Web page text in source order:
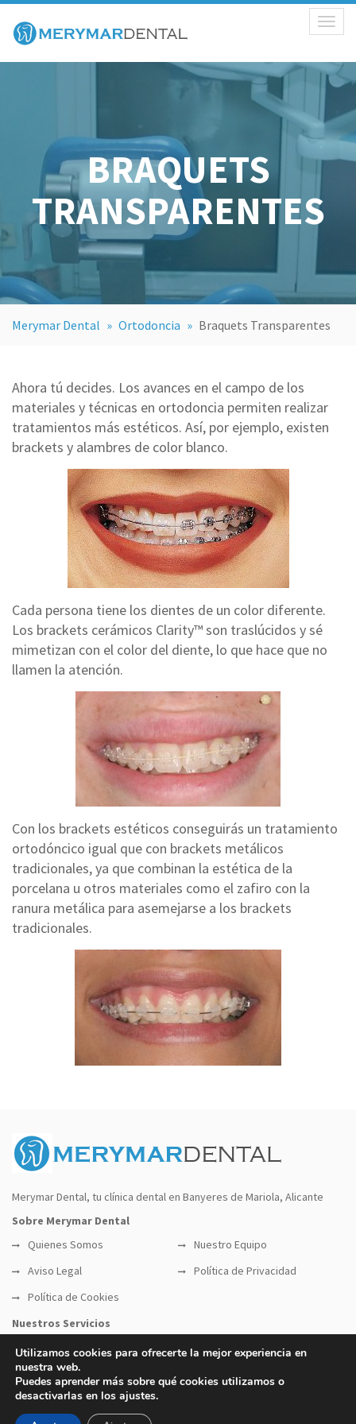
BRAQUETS
TRANSPARENTES
Merymar Dental » Ortodoncia » Braquets Transparentes
Ahora tú decides. Los avances en el campo de los
materiales y técnicas en ortodoncia permiten realizar
tratamientos más estéticos. Así, por ejemplo, existen
brackets y alambres de color blanco.
Cada persona tiene los dientes de un color diferente.
Los brackets cerámicos Clarity™ son traslúcidos y sé
mimetizan con el color del diente, lo que hace que no
llamen la atención.
Con los brackets estéticos conseguirás un tratamiento
ortodóncico igual que con brackets metálicos
tradicionales, ya que combinan la estética de la
porcelana u otros materiales como el zafiro con la
ranura metálica para asemejarse a los brackets
tradicionales.
Merymar Dental, tu clínica dental en Banyeres de Mariola, Alicante
Sobre Merymar Dental
Quienes Somos
Nuestro Equipo
Aviso Legal
Política de Privacidad
Política de Cookies
Nuestros Servicios
Servicios Odontológicos
Implantes
Ortodoncia
© 2023 Merymar Dental. Todos los derechos
Utilizamos cookies para ofrecerte la mejor experiencia en
nuestra web.
Puedes aprender más sobre qué cookies utilizamos o
desactivarlas en los ajustes.